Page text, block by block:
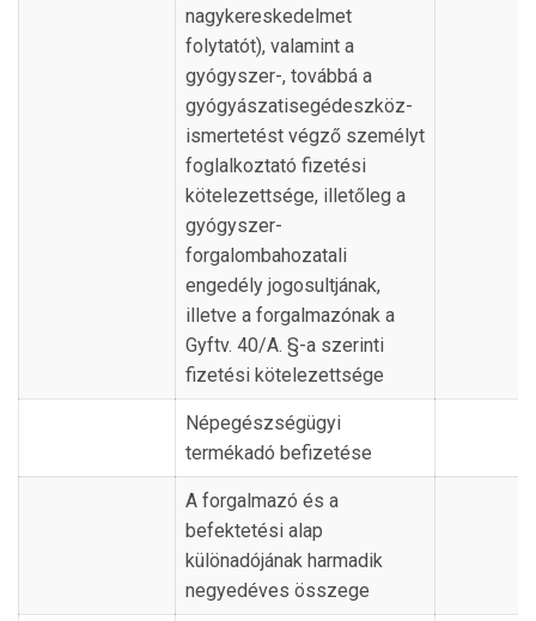
nagykereskedelmet
folytatót), valamint a
gyógyszer-, továbbá a
gyógyászatisegédeszköz-
ismertetést végző személyt
foglalkoztató fizetési
kötelezettsége, illetőleg a
gyógyszer-
forgalombahozatali
engedély jogosultjának,
illetve a forgalmazónak a
Gyftv. 40/A. §-a szerinti
fizetési kötelezettsége
Népegészségügyi
termékadó befizetése
A forgalmazó és a
befektetési alap
különadójának harmadik
negyedéves összege